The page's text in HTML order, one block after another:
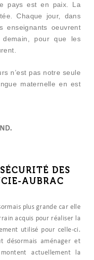
pays est en paix. La
Chaque jour, dans
enseignants oeuvrent
pour que les
n’est pas notre seule
maternelle en est
DES
AUBRAC
plus grande car elle
acquis pour réaliser la
utilisé pour celle-ci.
désormais aménager et
montent actuellement la